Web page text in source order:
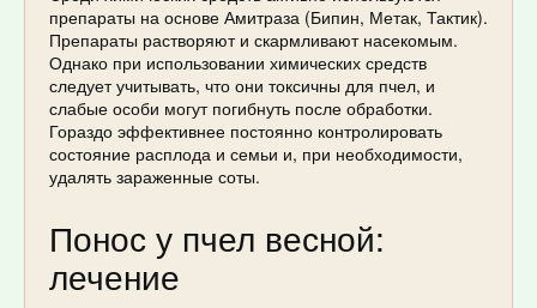
препараты на основе Амитраза (Бипин, Метак, Тактик).
Препараты растворяют и скармливают насекомым.
Однако при использовании химических средств
следует учитывать, что они токсичны для пчел, и
слабые особи могут погибнуть после обработки.
Гораздо эффективнее постоянно контролировать
состояние расплода и семьи и, при необходимости,
удалять зараженные соты.
Понос у пчел весной:
лечение